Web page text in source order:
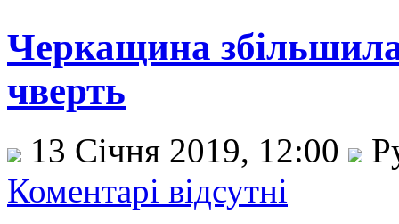
Черкащина
чверть
13 Січня 2019, 12:00
Коментарі відсутні